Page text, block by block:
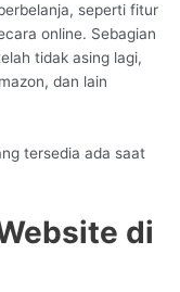
seperti fitur
online. Sebagian
tidak asing lagi,
dan lain
tersedia ada saat
di